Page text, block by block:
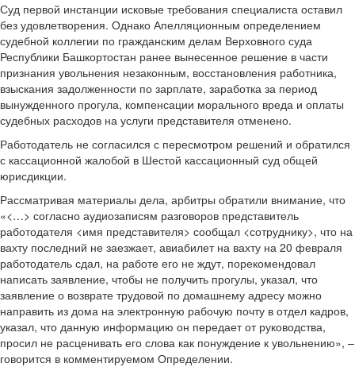
Суд первой инстанции исковые требования специалиста оставил
без удовлетворения. Однако Апелляционным определением
судебной коллегии по гражданским делам Верховного суда
Республики Башкортостан ранее вынесенное решение в части
признания увольнения незаконным, восстановления работника,
взыскания задолженности по зарплате, заработка за период
вынужденного прогула, компенсации морального вреда и оплаты
судебных расходов на услуги представителя отменено.
Работодатель не согласился с пересмотром решений и обратился
с кассационной жалобой в Шестой кассационный суд общей
юрисдикции.
Рассматривая материалы дела, арбитры обратили внимание, что
«<…> согласно аудиозаписям разговоров представитель
работодателя <имя представителя> сообщал <сотруднику>, что на
вахту последний не заезжает, авиабилет на вахту на 20 февраля
работодатель сдал, на работе его не ждут, порекомендовал
написать заявление, чтобы не получить прогулы, указал, что
заявление о возврате трудовой по домашнему адресу можно
направить из дома на электронную рабочую почту в отдел кадров,
указал, что данную информацию он передает от руководства,
просил не расценивать его слова как понуждение к увольнению», –
говорится в комментируемом Определении.